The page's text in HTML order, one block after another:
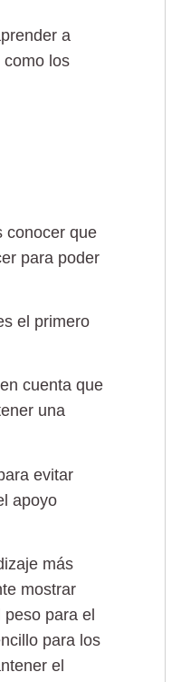
a
los
conocer que
para poder
el primero
cuenta que
una
evitar
apoyo
más
mostrar
para el
para los
el